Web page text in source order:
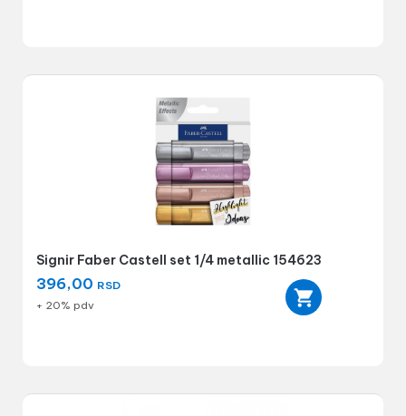
Signir Faber Castell set 1/4 metallic 154623
396,00 RSD
+ 20% pdv